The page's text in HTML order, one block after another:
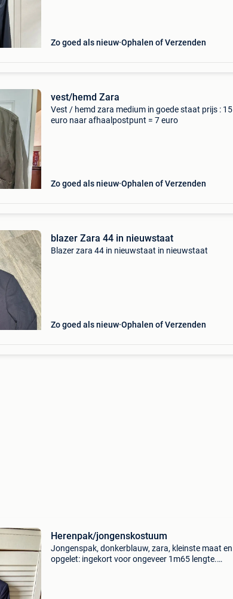
Zo goed als nieuw Ophalen of Verzenden
vest/hemd Zara
Vest / hemd zara medium in goede staat prijs : 15
euro naar afhaalpostpunt = 7 euro
Zo goed als nieuw Ophalen of Verzenden
blazer Zara 44 in nieuwstaat
Blazer zara 44 in nieuwstaat in nieuwstaat
Zo goed als nieuw Ophalen of Verzenden
Herenpak/jongenskostuum
Jongenspak, donkerblauw, zara, kleinste maat en
opgelet: ingekort voor ongeveer 1m65 lengte.